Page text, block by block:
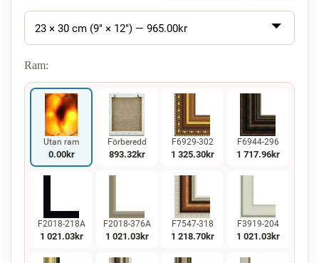
23 × 30 cm (9" × 12") — 965.00kr
Ram:
Utan ram
0.00kr
Förberedd
893.32kr
F6929-302
1 325.30kr
F6944-296
1 717.96kr
F2018-218A
1 021.03kr
F2018-376A
1 021.03kr
F7547-318
1 218.70kr
F3919-204
1 021.03kr